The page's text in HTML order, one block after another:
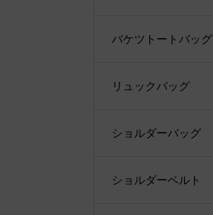
バケツトートバッグ
リュックバッグ
ショルダーバッグ
ショルダーベルト